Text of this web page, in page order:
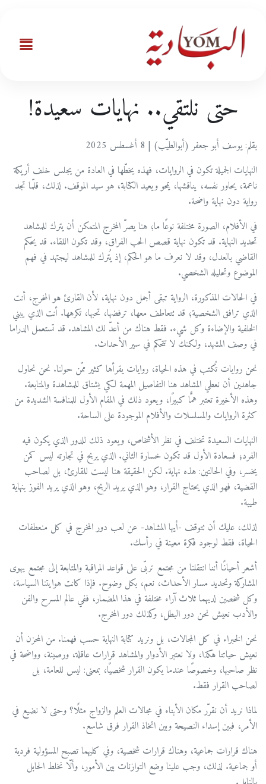
حتى نلتقي.. نهايات سعيدة!
بقلم: يوسف أبو جعفر (أبوالطيّب) | 8 أغسطس 2025
النهايات الجميلة تكون في الروايات، فهذه يخطّها في العادة من يجلس خلف أريكة
ناعمة، يحاور نفسه، يناقشها، يمحو ويعيد الكتابة، هو سيد الموقف. لذلك، قلّما تجد
رواية دون نهاية واضحة.
في الأفلام، الصورة مختلفة نوعًا ما؛ هنا يصرّ المخرج المتمكن أن يترك للمشاهد
تحديد النهاية. قد تكون نهاية قصص الحب الفراق، وقد تكون اللقاء. قد يحكم
القاضي بالعدل، وقد لا نعرف ما هو الحكم، إذ يُترك للمشاهد ليجتهد في فهم
الموضوع وتحليله الشخصي.
في الحالات المذكورة، الرواية تبقى أجمل دون نهاية، لأن القارئ هو المخرج، أنت
الذي ترافق الشخصية؛ قد تتعاطف معها، ترفضها، تحبها، تكرهها. أنت الذي يبني
الخلفية والإضاءة وكل شيء. فقط هناك من أعدّ لك المشاهد. قد تستعمل الدراما
في وصف المشهد، ولكنك لا تتحكم في سير الأحداث.
نحن روايات تُكتب في هذه الحياة، روايات يقرأها كثير ممّن حولنا. نحن نحاول
جاهدين أن نعطي المشاهد هنا التفاصيل المهمة لكي يشتاق للمشاهدة والمتابعة.
وهذه الأخيرة تعتبر همًّا كبيرًا، ويعود ذلك في المقام الأول للمنافسة الشديدة من
كثرة الروايات والمسلسلات والأفلام الموجودة على الساحة.
النهايات السعيدة تختلف في نظر الأشخاص، ويعود ذلك للدور الذي يكون فيه
الفرد؛ فسعادة الأول قد تكون خسارة الثاني. الذي يربح في تجارته ليس كمن
يخسر، وفي الحالتين: هذه نهاية. لكن الحقيقة هنا ليست للقارئ، بل لصاحب
القضية، فهو الذي يحتاج القرار، وهو الذي يريد الربح، وهو الذي يريد الفوز بنهاية
طيبة.
لذلك، عليك أن تتوقف -أيها المشاهد- عن لعب دور المخرج في كل منعطفات
الحياة، فقط لوجود فكرة معينة في رأسك.
أشعر أحيانًا أننا انتقلنا من مجتمع تربّى على قواعد المراقبة والمتابعة إلى مجتمع يهوى
المشاركة وتحديد مسار الأحداث، نعم، بكل وضوح. فإذا كانت هوايتنا السياسة،
وكل شخصين لديهما ثلاث آراء مختلفة في هذا المضمار، ففي عالم المسرح والفن
والأدب نعيش نحن دور البطل، وكذلك دور المخرج.
نحن الخبراء في كل المجالات، بل ونريد كتابة النهاية حسب فهمنا. من المحزن أن
نعيش حياتنا هكذا، ولا نعتبر الأدوار والمشاهد قرارات عاقلة، ورصينة، وواضحة في
نظر صاحبها، وخصوصًا عندما يكون القرار شخصيًا، بمعنى: ليس للعامة، بل
لصاحب القرار فقط.
لماذا نريد أن نقرّر مكان الأبناء في مجالات العلم والزواج مثلًا؟ وحتى لا نضيع في
الأمر، فبين إسداء النصيحة وبين اتخاذ القرار فرق شاسع.
هناك قرارات جماعية، وهناك قرارات شخصية، وفي كليهما تصبح المسؤولية فردية
أو جماعية. لذلك، وجب علينا وضع التوازنات بين الأمور، وألّا نخلط الحابل